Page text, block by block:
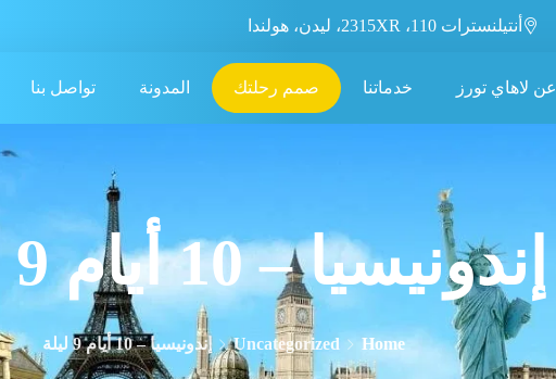
أنتيلنسترات 110، 2315XR، ليدن، هولندا
عن لاهاي تورز خدماتنا صمم رحلتك المدونة تواصل بنا
إندونيسيا – 10 أيام 9 ليلة
Home
Uncategorized إندونيسيا – 10 أيام 9 ليلة